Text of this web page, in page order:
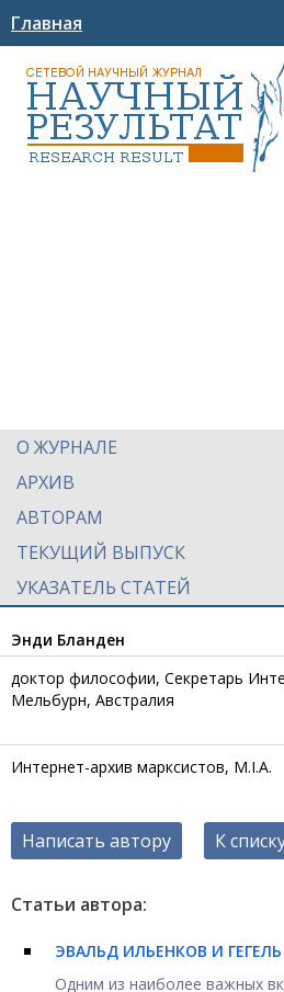
Главная
О ЖУРНАЛЕ
АРХИВ
АВТОРАМ
ТЕКУЩИЙ ВЫПУСК
УКАЗАТЕЛЬ СТАТЕЙ
Энди Бланден
доктор философии, Секретарь
Мельбурн, Австралия
Интернет-архив марксистов, M.I.A.
Написать автору К
Статьи автора:
ЭВАЛЬД ИЛЬЕНКОВ И ГЕГЕЛЬ
Одним из наиболее важных